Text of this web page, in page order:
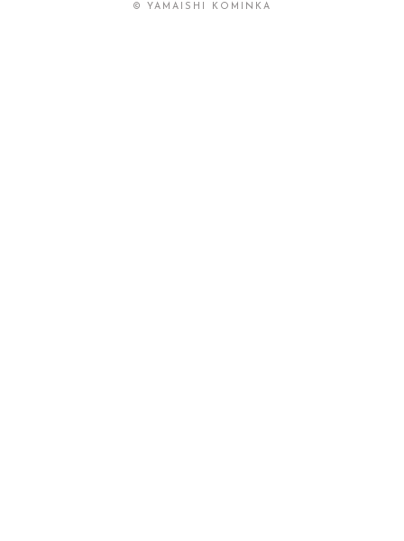
© YAMAISHI KOMINKA